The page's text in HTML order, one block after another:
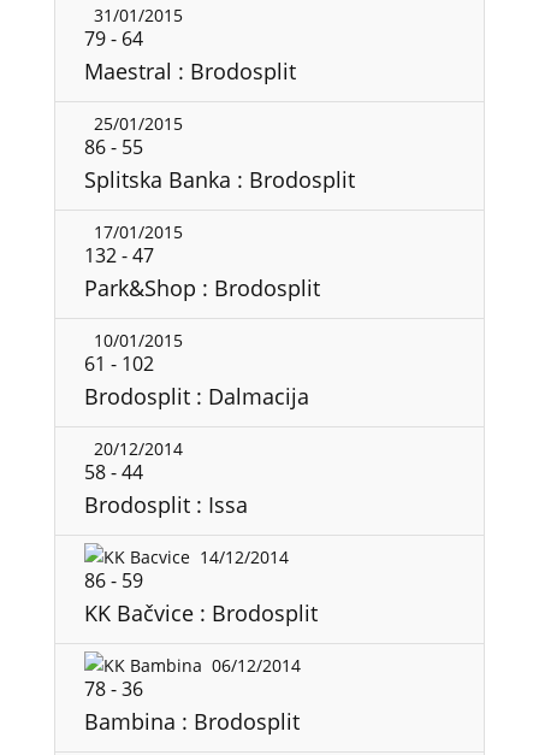
31/01/2015
79- 64
Maestral : Brodosplit
25/01/2015
86- 55
Splitska Banka : Brodosplit
17/01/2015
132-47
Park&Shop : Brodosplit
10/01/2015
61 - 102
Brodosplit : Dalmacija
20/12/2014
58-44
Brodosplit : Issa
14/12/2014
86- 59
KK Bačvice : Brodosplit
06/12/2014
78-36
Bambina : Brodosplit